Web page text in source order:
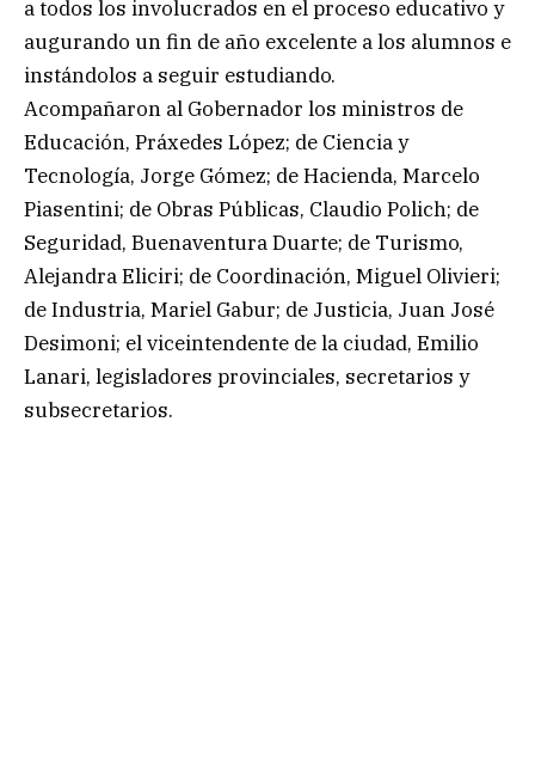
a todos los involucrados en el proceso educativo y
augurando un fin de año excelente a los alumnos e
instándolos a seguir estudiando.
Acompañaron al Gobernador los ministros de
Educación, Práxedes López; de Ciencia y
Tecnología, Jorge Gómez; de Hacienda, Marcelo
Piasentini; de Obras Públicas, Claudio Polich; de
Seguridad, Buenaventura Duarte; de Turismo,
Alejandra Eliciri; de Coordinación, Miguel Olivieri;
de Industria, Mariel Gabur; de Justicia, Juan José
Desimoni; el viceintendente de la ciudad, Emilio
Lanari, legisladores provinciales, secretarios y
subsecretarios.